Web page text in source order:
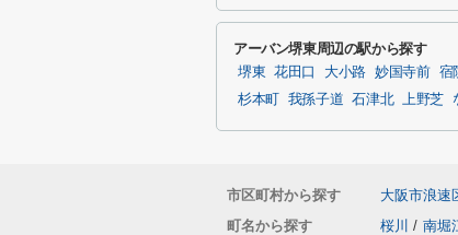
アーバン堺東周辺の駅から探す
堺東 花田口 大小路 妙国寺前 宿
杉本町
我孫子道 石津北 上野芝
市区町村から探す 大阪市浪速
町名から探す
桜川 / 南堀